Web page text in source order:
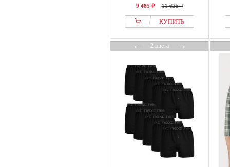
9 485 ₽ 11 635 ₽
КУПИТЬ
←2 цвета→